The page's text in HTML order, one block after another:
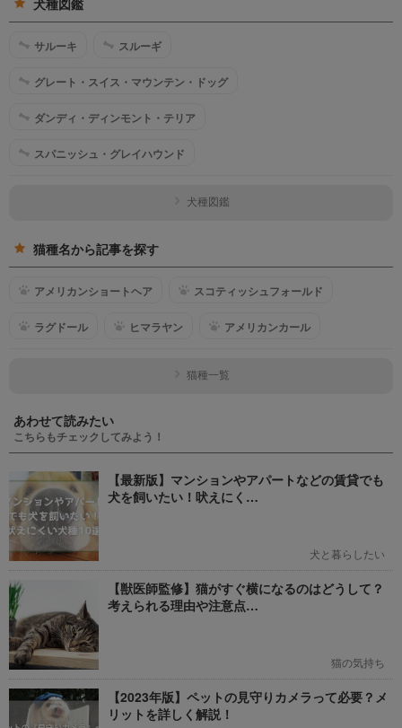
サルーキ スルーギ
グレート・スイス・マウンテン・ドッグ
ダンディ・ディンモント・テリア
スパニッシュ・グレイハウンド
犬種図鑑
猫種名から記事を探す
アメリカンショートヘア スコティッシュフォールド
ラグドール ヒマラヤン アメリカンカール
猫種一覧
あわせて読みたい
こちらもチェックしてみよう！
【最新版】マンションやアパートなどの賃貸でも
犬を飼いたい！吠えにく…
犬と暮らしたい
【獣医師監修】猫がすぐ横になるのはどうして？
考えられる理由や注意点…
猫の気持ち
【2023年版】ペットの見守りカメラって必要？メ
リットを詳しく解説！